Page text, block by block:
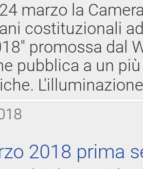
marzo la
costituzionali
promossa dal
pubblica a un
2018 prima